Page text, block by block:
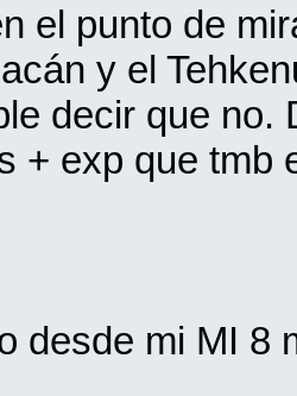
el punto de
y el
decir que no.
+ exp que tmb
desde mi MI 8